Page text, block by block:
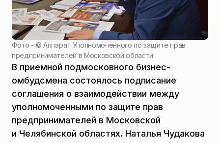
Фото - ©Аппарат Уполномоченного по защите прав
предпринимателей в Московской области
В приемной подмосковного бизнес-
омбудсмена состоялось подписание
соглашения о взаимодействии между
уполномоченными по защите прав
предпринимателей в Московской
и Челябинской областях. Наталья Чудакова